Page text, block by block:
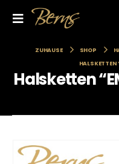
ZUHAUSE SHOP
Halsketten